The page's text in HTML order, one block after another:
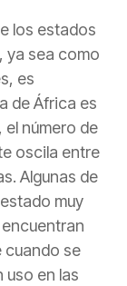
los estados
ya sea como
es
de África es
número de
oscila entre
Algunas de
muy
cuando se
uso en las